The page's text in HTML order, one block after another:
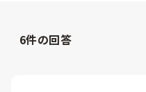
6件の回答